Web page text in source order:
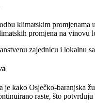
klimatskim promjenama
promjena na
zajednicu i lokalnu
je kako Osječko-baranjska
raste, što